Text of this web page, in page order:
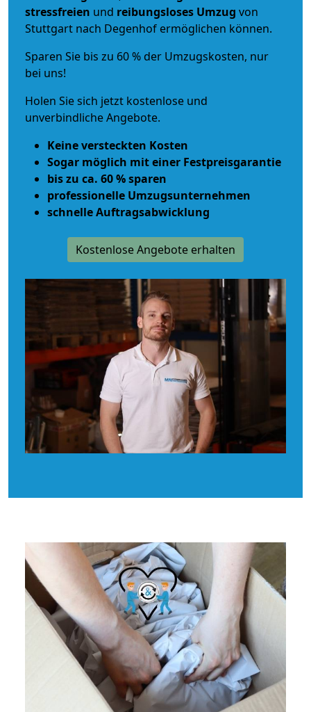
stressfreien und reibungsloses Umzug von
Stuttgart nach Degenhof ermöglichen können.
Sparen Sie bis zu 60 % der Umzugskosten, nur
bei uns!
Holen Sie sich jetzt kostenlose und
unverbindliche Angebote.
Keine versteckten Kosten
Sogar möglich mit einer Festpreisgarantie
bis zu ca. 60 % sparen
professionelle Umzugsunternehmen
schnelle Auftragsabwicklung
Kostenlose Angebote erhalten